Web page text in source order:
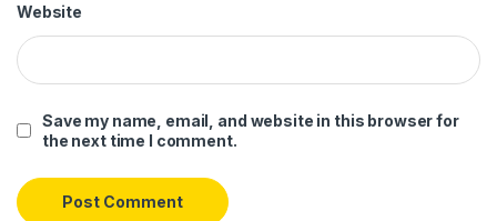
Website
Save my name, email, and website in this browser for
the next time I comment.